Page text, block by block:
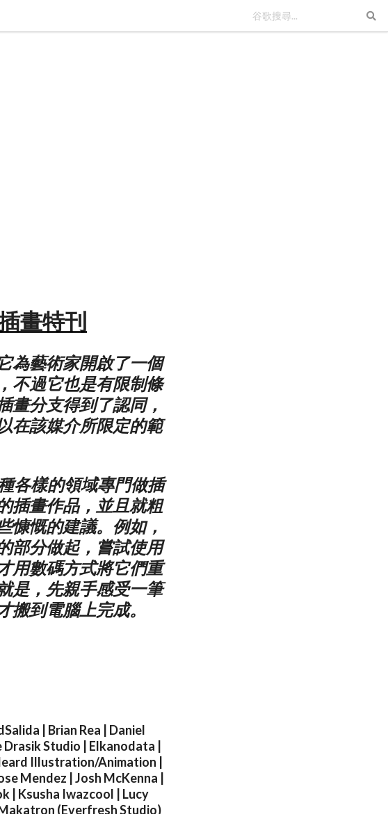
畫特刊
為藝術家開啟了一個
不過它也是有限制條
畫分支得到了認同，
在該媒介所限定的範
各樣的領域專門做插
插畫作品，並且就粗
慷慨的建議。例如，
部分做起，嘗試使用
用數碼方式將它們重
是，先親手感受一筆
到電腦上完成。
| Brian Rea | Daniel
Studio | Elkanodata |
Illustration/Animation |
Mendez | Josh McKenna |
| Ksusha Iwazcool | Lucy
(Everfresh Studio)